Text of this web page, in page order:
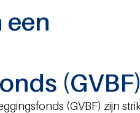
een
(GVBF) zijn